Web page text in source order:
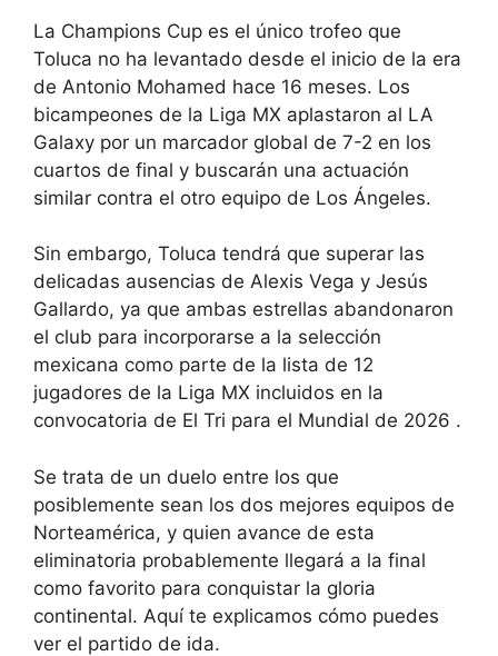
La Champions Cup es el único trofeo que
Toluca no ha levantado desde el inicio de la era
de Antonio Mohamed hace 16 meses. Los
bicampeones de la Liga MX aplastaron al LA
Galaxy por un marcador global de 7-2 en los
cuartos de final y buscarán una actuación
similar contra el otro equipo de Los Ángeles.
Sin embargo, Toluca tendrá que superar las
delicadas ausencias de Alexis Vega y Jesús
Gallardo, ya que ambas estrellas abandonaron
el club para incorporarse a la selección
mexicana como parte de la lista de 12
jugadores de la Liga MX incluidos en la
convocatoria de El Tri para el Mundial de 2026 .
Se trata de un duelo entre los que
posiblemente sean los dos mejores equipos de
Norteamérica, y quien avance de esta
eliminatoria probablemente llegará a la final
como favorito para conquistar la gloria
continental. Aquí te explicamos cómo puedes
ver el partido de ida.